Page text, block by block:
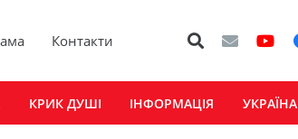
Контакти
КРИК ДУШІ ІНФОРМАЦІЯ УКРАЇНА